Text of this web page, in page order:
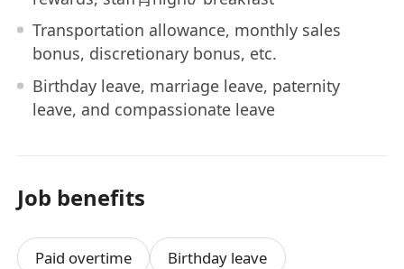
Transportation allowance, monthly sales
bonus, discretionary bonus, etc.
Birthday leave, marriage leave, paternity
leave, and compassionate leave
Job benefits
Paid overtime
Birthday leave